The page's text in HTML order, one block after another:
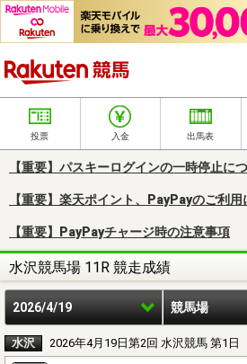
投票 入金 出馬表
【重要】パスキーログインの一時停止に
【重要】楽天ポイント、PayPayのご利
【重要】PayPayチャージ時の注意事項
水沢競馬場 11R 競走成績
2026/4/19 競馬場
水沢 2026年4月19日第2回 水沢競馬 第1日